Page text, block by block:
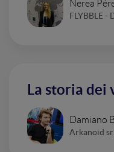
Nerea
FLYBBLE -
La storia dei
Damiano
Arkanoid